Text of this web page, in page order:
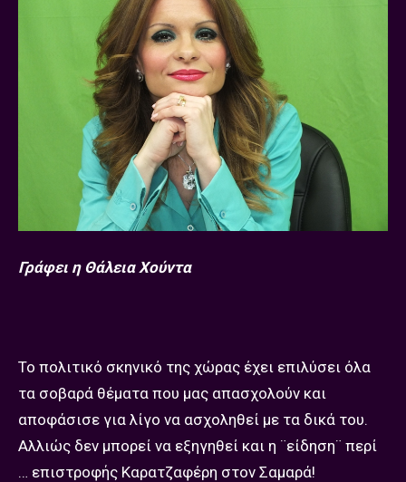
Γράφει η Θάλεια Χούντα
Το πολιτικό σκηνικό της χώρας έχει επιλύσει όλα
τα σοβαρά θέματα που μας απασχολούν και
αποφάσισε για λίγο να ασχοληθεί με τα δικά του.
Αλλιώς δεν μπορεί να εξηγηθεί και η ¨είδηση¨ περί
… επιστροφής Καρατζαφέρη στον Σαμαρά!